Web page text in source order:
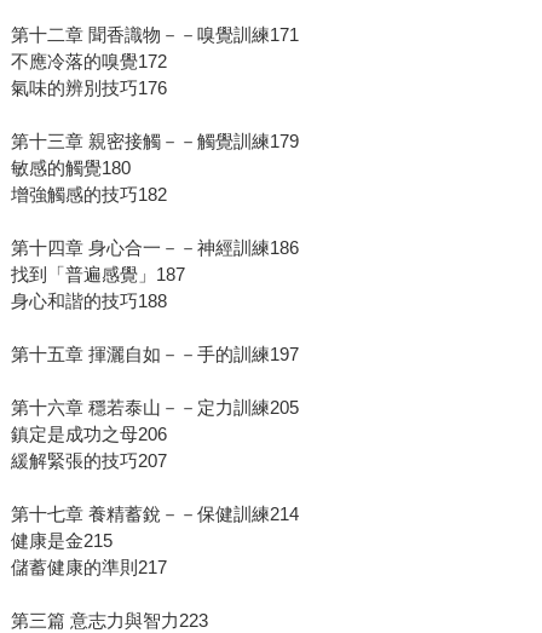
第十二章 聞香識物－－嗅覺訓練171
不應冷落的嗅覺172
氣味的辨別技巧176
第十三章 親密接觸－－觸覺訓練179
敏感的觸覺180
增強觸感的技巧182
第十四章 身心合一－－神經訓練186
找到「普遍感覺」187
身心和諧的技巧188
第十五章 揮灑自如－－手的訓練197
第十六章 穩若泰山－－定力訓練205
鎮定是成功之母206
緩解緊張的技巧207
第十七章 養精蓄銳－－保健訓練214
健康是金215
儲蓄健康的準則217
第三篇 意志力與智力223